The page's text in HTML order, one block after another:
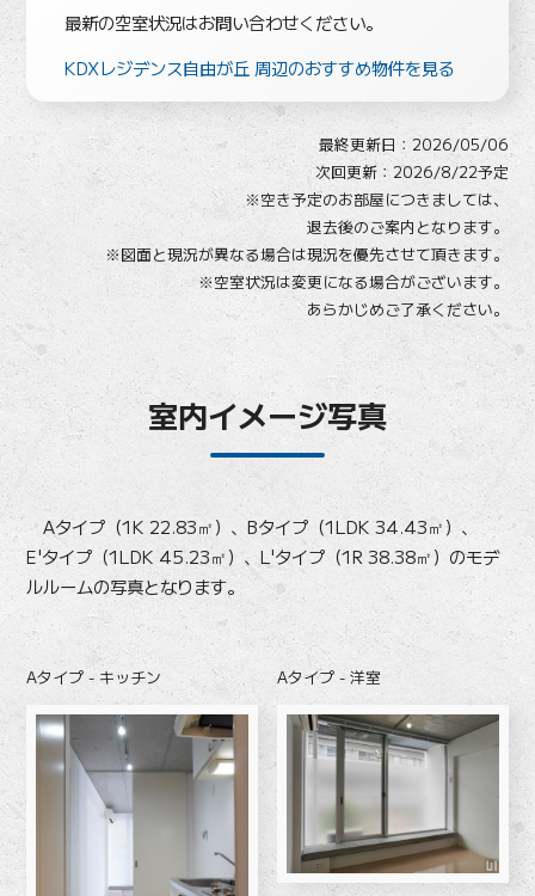
最新の空室状況はお問い合わせください。
KDXレジデンス自由が丘 周辺のおすすめ物件を見る
最終更新日：2026/05/06
次回更新：2026/8/22予定
※空き予定のお部屋につきましては、
退去後のご案内となります。
※図面と現況が異なる場合は現況を優先させて頂きます。
※空室状況は変更になる場合がございます。
あらかじめご了承ください。
室内イメージ写真
Aタイプ（1K 22.83㎡）、Bタイプ（1LDK 34.43㎡）、
E'タイプ（1LDK 45.23㎡）、L'タイプ（1R 38.38㎡）のモデ
ルルームの写真となります。
Aタイプ - キッチン Aタイプ - 洋室